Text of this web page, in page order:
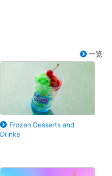
一览
Frozen Desserts and
Drinks